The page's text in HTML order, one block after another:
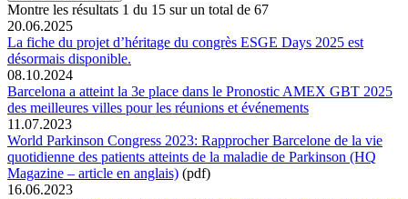
Montre les résultats 1 du 15 sur un total de 67
20.06.2025
La fiche du projet d’héritage du congrès ESGE Days 2025 est
désormais disponible.
08.10.2024
Barcelona a atteint la 3e place dans le Pronostic AMEX GBT 2025
des meilleures villes pour les réunions et événements
11.07.2023
World Parkinson Congress 2023: Rapprocher Barcelone de la vie
quotidienne des patients atteints de la maladie de Parkinson (HQ
Magazine – article en anglais) (pdf)
16.06.2023